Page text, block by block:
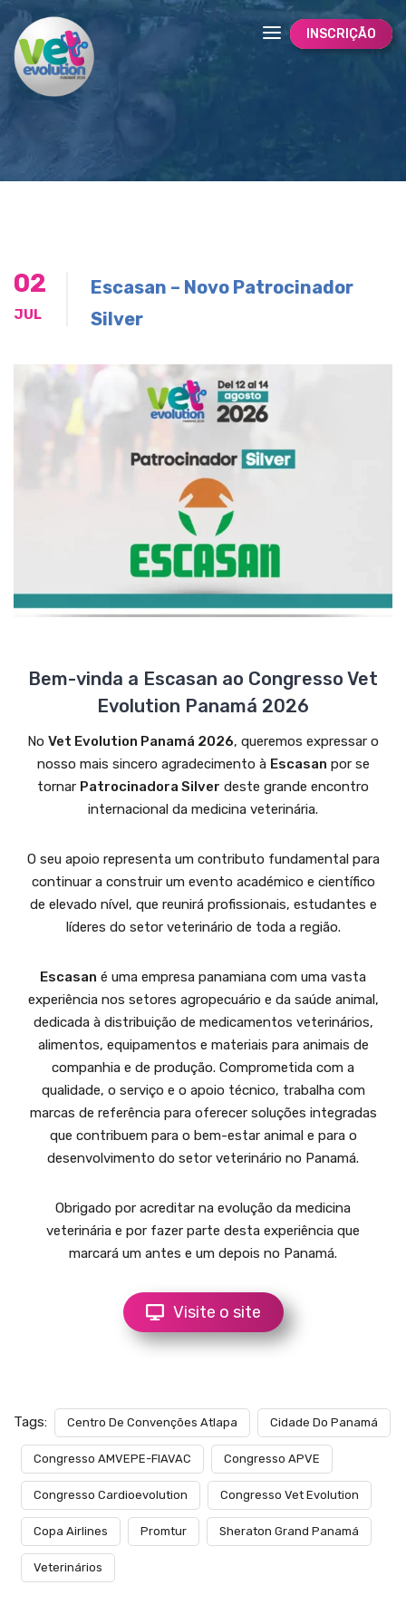
INSCRIÇÃO
02
JUL
Escasan – Novo Patrocinador
Silver
Bem-vinda a Escasan ao Congresso Vet
Evolution Panamá 2026
No Vet Evolution Panamá 2026, queremos expressar o
nosso mais sincero agradecimento à Escasan por se
tornar Patrocinadora Silver deste grande encontro
internacional da medicina veterinária.
O seu apoio representa um contributo fundamental para
continuar a construir um evento académico e científico
de elevado nível, que reunirá profissionais, estudantes e
líderes do setor veterinário de toda a região.
Escasan é uma empresa panamiana com uma vasta
experiência nos setores agropecuário e da saúde animal,
dedicada à distribuição de medicamentos veterinários,
alimentos, equipamentos e materiais para animais de
companhia e de produção. Comprometida com a
qualidade, o serviço e o apoio técnico, trabalha com
marcas de referência para oferecer soluções integradas
que contribuem para o bem-estar animal e para o
desenvolvimento do setor veterinário no Panamá.
Obrigado por acreditar na evolução da medicina
veterinária e por fazer parte desta experiência que
marcará um antes e um depois no Panamá.
Visite o site
Tags: Centro De Convenções Atlapa Cidade Do Panamá
Congresso AMVEPE-FIAVAC Congresso APVE
Congresso Cardioevolution Congresso Vet Evolution
Copa Airlines Promtur Sheraton Grand Panamá
Veterinários